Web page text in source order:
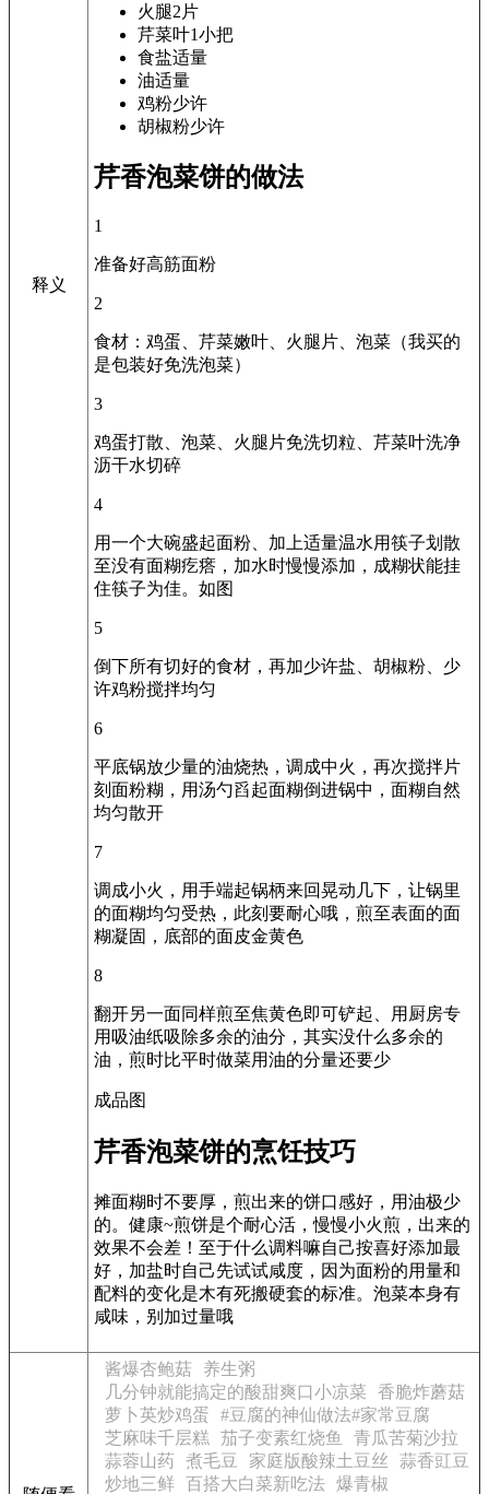
释义
火腿2片
芹菜叶1小把
食盐适量
油适量
鸡粉少许
胡椒粉少许
芹香泡菜饼的做法
1
准备好高筋面粉
2
食材：鸡蛋、芹菜嫩叶、火腿片、泡菜（我买的
是包装好免洗泡菜）
3
鸡蛋打散、泡菜、火腿片免洗切粒、芹菜叶洗净
沥干水切碎
4
用一个大碗盛起面粉、加上适量温水用筷子划散
至没有面糊疙瘩，加水时慢慢添加，成糊状能挂
住筷子为佳。如图
5
倒下所有切好的食材，再加少许盐、胡椒粉、少
许鸡粉搅拌均匀
6
平底锅放少量的油烧热，调成中火，再次搅拌片
刻面粉糊，用汤勺舀起面糊倒进锅中，面糊自然
均匀散开
7
调成小火，用手端起锅柄来回晃动几下，让锅里
的面糊均匀受热，此刻要耐心哦，煎至表面的面
糊凝固，底部的面皮金黄色
8
翻开另一面同样煎至焦黄色即可铲起、用厨房专
用吸油纸吸除多余的油分，其实没什么多余的
油，煎时比平时做菜用油的分量还要少
成品图
芹香泡菜饼的烹饪技巧
摊面糊时不要厚，煎出来的饼口感好，用油极少
的。健康~煎饼是个耐心活，慢慢小火煎，出来的
效果不会差！至于什么调料嘛自己按喜好添加最
好，加盐时自己先试试咸度，因为面粉的用量和
配料的变化是木有死搬硬套的标准。泡菜本身有
咸味，别加过量哦
酱爆杏鲍菇
养生粥
几分钟就能搞定的酸甜爽口小凉菜
香脆炸蘑菇
萝卜英炒鸡蛋
#豆腐的神仙做法#家常豆腐
芝麻味千层糕
茄子变素红烧鱼
青瓜苦菊沙拉
蒜蓉山药
煮毛豆 家庭版酸辣土豆丝
蒜香豇豆
炒地三鲜 百搭大白菜新吃法 爆青椒